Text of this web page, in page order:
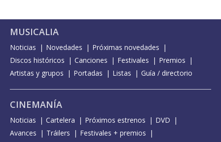
MUSICALIA
Noticias Novedades
Próximas novedades
Discos históricos
Canciones Festivales
Premios
Artistas y grupos
Portadas Listas Guía / directorio
CINEMANÍA
Noticias Cartelera Próximos estrenos
DVD
Avances
Tráilers
Festivales + premios